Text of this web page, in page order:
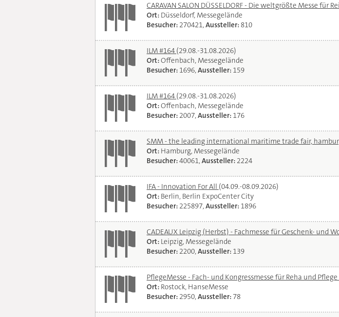
CARAVAN SALON DÜSSELDORF - Die weltgrößte Messe für
Ort: Düsseldorf, Messegelände
Besucher: 270421,Aussteller: 810
ILM #164 (29.08.-31.08.2026)
Ort:Offenbach, Messegelände
Besucher: 1696,Aussteller: 159
ILM #164 (29.08.-31.08.2026)
Ort:Offenbach, Messegelände
Besucher: 2007,Aussteller: 176
SMM - the leading international maritime trade fair,
Ort: Hamburg, Messegelände
Besucher:40061,Aussteller: 2224
IFA - Innovation For All (04.09.-08.09.2026)
Ort: Berlin, Berlin ExpoCenter City
Besucher: 225897,Aussteller: 1896
CADEAUX Leipzig (Herbst) - Fachmesse für Geschenk- und
Ort: Leipzig, Messegelände
Besucher: 2200,Aussteller: 139
PflegeMesse - Fach- und Kongressmesse für Reha und
Ort: Rostock, HanseMesse
Besucher: 2950,Aussteller: 78